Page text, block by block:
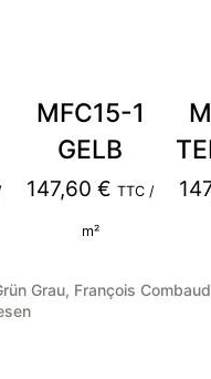
MFC15-1
GELB
147,60 € TTC /
m²
Grau, François Combaud